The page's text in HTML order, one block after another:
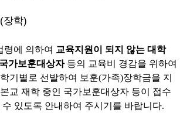
장학)
령에 의하여 교육지원이 되지 않는 대학
가보훈대상자등의 교육비 경감을 위하여
기별로 선발하여 보훈(가족)장학금을 지
교 재학 중인 국가보훈대상자 등이 접수
있도록 안내하여 주시기를 바랍니다.